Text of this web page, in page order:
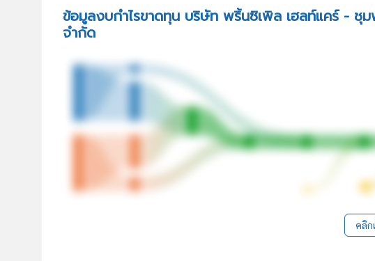
ข้อมูลงบกำไรขาดทุน บริษัท พริ้นซิเพิล เฮลท์แคร์ - ชุ
จำกัด
คลิก